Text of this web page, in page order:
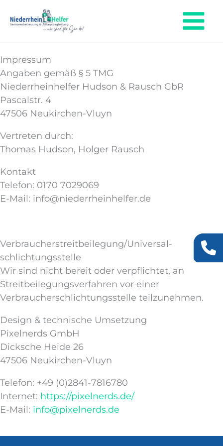
Inhalt
Main
Impressum
Angaben gemäß § 5 TMG
Niederrheinhelfer Hudson & Rausch GbR
Pascalstr. 4
47506 Neukirchen-Vluyn
Vertreten durch:
Thomas Hudson, Holger Rausch
Kontakt
Telefon: 0170 7029069
E-Mail: info@niederrheinhelfer.de
Verbraucher­streit­beilegung/Universal­
schlichtungs­stelle
Wir sind nicht bereit oder verpflichtet, an
Streitbeilegungsverfahren vor einer
Verbraucherschlichtungsstelle teilzunehmen.
Design & technische Umsetzung
Pixelnerds GmbH
Dicksche Heide 26
47506 Neukirchen-Vluyn
Telefon: +49 (0)2841-7816780
Internet: https://pixelnerds.de/
E-Mail: info@pixelnerds.de